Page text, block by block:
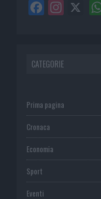
CATEGORIE
Prima pagina
Cronaca
Economia
Sport
Eventi